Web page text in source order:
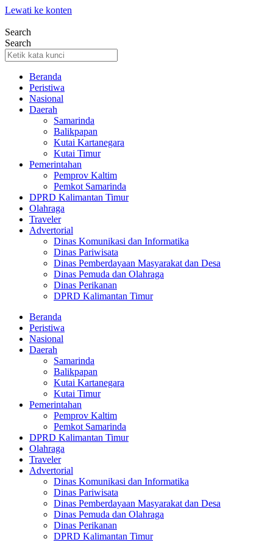
Lewati ke konten
Search
Search
Beranda
Peristiwa
Nasional
Daerah
Samarinda
Balikpapan
Kutai Kartanegara
Kutai Timur
Pemerintahan
Pemprov Kaltim
Pemkot Samarinda
DPRD Kalimantan Timur
Olahraga
Traveler
Advertorial
Dinas Komunikasi dan Informatika
Dinas Pariwisata
Dinas Pemberdayaan Masyarakat dan Desa
Dinas Pemuda dan Olahraga
Dinas Perikanan
DPRD Kalimantan Timur
Beranda
Peristiwa
Nasional
Daerah
Samarinda
Balikpapan
Kutai Kartanegara
Kutai Timur
Pemerintahan
Pemprov Kaltim
Pemkot Samarinda
DPRD Kalimantan Timur
Olahraga
Traveler
Advertorial
Dinas Komunikasi dan Informatika
Dinas Pariwisata
Dinas Pemberdayaan Masyarakat dan Desa
Dinas Pemuda dan Olahraga
Dinas Perikanan
DPRD Kalimantan Timur